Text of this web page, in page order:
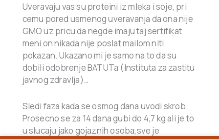
Uveravaju vas su proteini iz mleka i soje, pri
cemu pored usmenog uveravanja da ona nije
GMO uz pricu da negde imaju taj sertifikat
meni on nikada nije poslat mailom niti
pokazan. Ukazano mi je samo na to da su
dobili odobrenje BATUTa (Instituta za zastitu
javnog zdravlja)…
Sledi faza kada se osmog dana uvodi skrob.
Prosecno se za 14 dana gubi do 4,7 kg ali je to
u slucaju jako gojaznih osoba,sve je